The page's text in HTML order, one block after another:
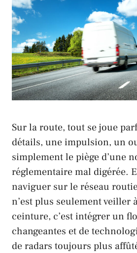
Sur la route, tout se joue
détails, une impulsion, un
simplement le piège d’une
réglementaire mal digérée.
naviguer sur le réseau
n’est plus seulement veiller
ceinture, c’est intégrer un
changeantes et de
de radars toujours plus